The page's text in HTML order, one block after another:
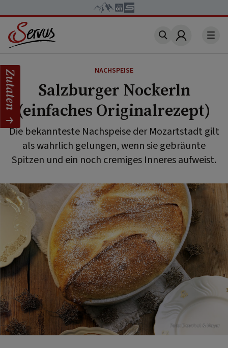
Account
NACHSPEISE
Salzburger Nockerln
(einfaches Originalrezept)
Die bekannteste Nachspeise der Mozartstadt gilt
als wahrlich gelungen, wenn sie gebräunte
Spitzen und ein noch cremiges Inneres aufweist.
Foto: Eisenhut & Mayer
Zutaten